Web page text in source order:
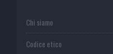
Chi siamo
Codice etico